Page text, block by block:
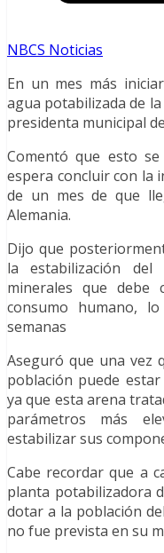
NBCS Noticias
En un mes más
agua potabilizada de
presidenta municipal
Comentó que esto
espera concluir con la
de un mes de que
Alemania.
Dijo que
la estabilización
minerales que
consumo humano,
semanas
Aseguró que una vez
población puede
ya que esta arena
parámetros más
estabilizar sus
Cabe recordar que a
planta potabilizadora
dotar a la población
no fue prevista en su